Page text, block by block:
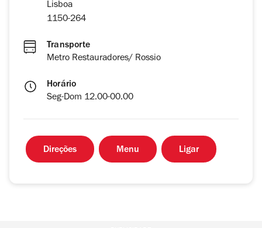
Lisboa
1150-264
Transporte
Metro Restauradores/ Rossio
Horário
Seg-Dom 12.00-00.00
Direções Menu Ligar